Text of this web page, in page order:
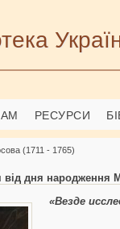
РЕСУРСИ
(1711 - 1765)
від дня народження
«Везде